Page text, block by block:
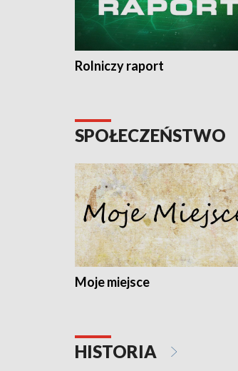
Rolniczy raport
SPOŁECZEŃSTWO
Moje miejsce
HISTORIA